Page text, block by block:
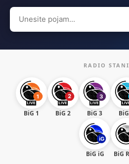
Search
for:
RADIO
BiG 1 BiG 2 BiG 3
BiG iG BiG